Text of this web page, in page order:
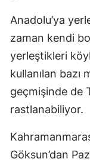
Anadolu’ya
zaman kendi
yerleştikleri
kullanılan bazı
geçmişinde de
rastlanabiliyor.
Göksun’dan